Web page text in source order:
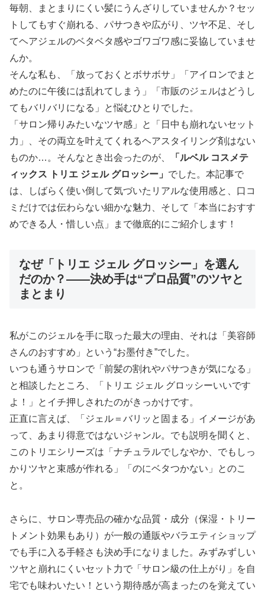
毎朝、まとまりにくい髪にうんざりしていませんか？セッ
トしてもすぐ崩れる、パサつきや広がり、ツヤ不足、そし
てヘアジェルのベタベタ感やゴワゴワ感に妥協していませ
んか。
そんな私も、「放っておくとボサボサ」「アイロンでまと
めたのに午後には乱れてしまう」「市販のジェルはどうし
てもバリバリになる」と悩むひとりでした。
「サロン帰りみたいなツヤ感」と「日中も崩れないセット
力」、その両立を叶えてくれるヘアスタイリング剤はない
ものか…。そんなとき出会ったのが、
「ルベル コスメテ
ィックス トリエ ジェル グロッシー」 でした。本記事で
は、しばらく使い倒して気づいたリアルな使用感と、口コ
ミだけでは伝わらない細かな魅力、そして「本当におすす
めできる人・惜しい点」まで徹底的にご紹介します！
なぜ「トリエ ジェル グロッシー」を選ん
だのか？――決め手は“プロ品質”のツヤと
まとまり
私がこのジェルを手に取った最大の理由、それは「美容師
さんのおすすめ」という“お墨付き”でした。
いつも通うサロンで「前髪の割れやパサつきが気になる」
と相談したところ、「トリエ ジェル グロッシーいいです
よ！」とイチ押しされたのがきっかけです。
正直に言えば、「ジェル＝バリッと固まる」イメージがあ
って、あまり得意ではないジャンル。でも説明を聞くと、
このトリエシリーズは「ナチュラルでしなやか、でもしっ
かりツヤと束感が作れる」「のにベタつかない」とのこ
と。
さらに、サロン専売品の確かな品質・成分（保湿・トリー
トメント効果もあり）が一般の通販やバラエティショップ
でも手に入る手軽さも決め手になりました。みずみずしい
ツヤと崩れにくいセット力で「サロン級の仕上がり」を自
宅でも味わいたい！という期待感が高まったのを覚えてい